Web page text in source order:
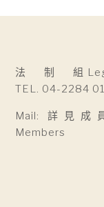
法 制 組
TEL. 04-2284
Mail: 詳見成
Members